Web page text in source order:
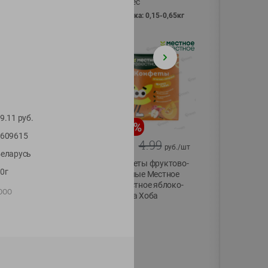
фасовка: 0,15-0,65кг
13
Местное известное
%
4.99 руб./шт
Конфеты фруктово-
ягодные Местное
известное яблоко-
тыква Хоба
руб.